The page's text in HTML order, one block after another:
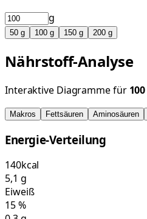
g
50 g 100 g 150 g 200 g
Nährstoff-Analyse
Interaktive Diagramme für 100
Makros Fettsäuren Aminosäuren
Energie-Verteilung
140kcal
5,1 g
Eiweiß
15%